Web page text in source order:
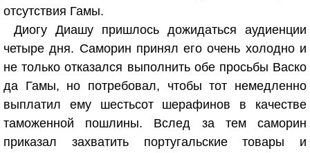
отсутствия Гамы.
Диогу Диашу пришлось дожидаться аудиенции
четыре дня. Саморин принял его очень холодно и
не только отказался выполнить обе просьбы Васко
да Гамы, но потребовал, чтобы тот немедленно
выплатил ему шестьсот шерафинов в качестве
таможенной пошлины. Вслед за тем саморин
приказал захватить португальские товары и